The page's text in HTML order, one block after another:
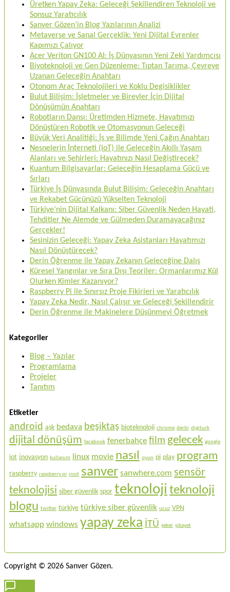
Üretken Yapay Zeka: Geleceği Şekillendiren Teknoloji ve
Sonsuz Yaratıcılık
Sanver Gözen’in Blog Yazılarının Analizi
Metaverse ve Sanal Gerçeklik: Yeni Dijital Evrenler
Kapımızı Çalıyor
Acer Veriton GN100 AI: İş Dünyasının Yeni Zeki Yardımcısı
Biyoteknoloji ve Gen Düzenleme: Tıptan Tarıma, Çevreye
Uzanan Geleceğin Anahtarı
Otonom Araç Teknolojileri ve Koklu Degisiklikler
Bulut Bilişim: İşletmeler ve Bireyler İçin Dijital
Dönüşümün Anahtarı
Robotların Dansı: Üretimden Hizmete, Hayatımızı
Dönüştüren Robotik ve Otomasyonun Geleceği
Büyük Veri Analitiği: İş ve Bilimde Yeni Çağın Anahtarı
Nesnelerin İnterneti (IoT) ile Geleceğin Akıllı Yaşam
Alanları ve Şehirleri: Hayatınızı Nasıl Değiştirecek?
Kuantum Bilgisayarlar: Geleceğin Hesaplama Gücü ve
Sırları
Türkiye İş Dünyasında Bulut Bilişim: Geleceğin Anahtarı
ve Rekabet Gücünüzü Yükselten Teknoloji
Türkiye’nin Dijital Kalkanı: Siber Güvenlik Neden Hayati,
Tehditler Ne Alemde ve Gülmeden Duramayacağınız
Gerçekler!
Sesinizin Geleceği: Yapay Zeka Asistanları Hayatımızı
Nasıl Dönüştürecek?
Derin Öğrenme ile Yapay Zekanın Geleceğine Dalış
Küresel Yangınlar ve Sıra Dışı Teoriler: Ormanlarımız Kül
Olurken Kimler Kazanıyor?
Raspberry Pi ile Sınırsız Proje Fikirleri ve Yaratıcılık
Yapay Zeka Nedir, Nasıl Çalışır ve Geleceği Şekillendirir
Derin Öğrenme ile Makinelere Düşünmeyi Öğretmek
Kategoriler
Blog – Yazılar
Programlama
Projeler
Tanıtım
Etiketler
android aşk bedava beşiktaş bioteknoloji chrome derbi digiturk
dijital dönüşüm facebook fenerbahçe film gelecek google
iot i̇novasyon kullanım linux movie nasıl oyun pi play program
raspberry raspberry pi root sanver sanwhere.com sensör
teknolojisi siber güvenlik spor teknoloji teknoloji
blogu twitter türkiye türkiye siber güvenlik ucuz VPN
whatsapp windows yapay zeka İTÜ şeker şikayet
Copyright © 2026 Sanver Gözen.